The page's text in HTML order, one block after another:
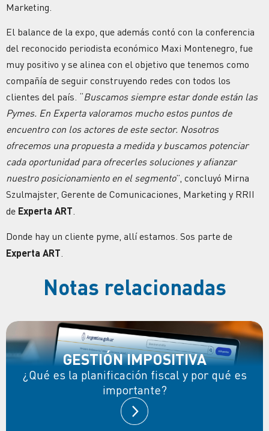
Marketing.
El balance de la expo, que además contó con la conferencia
del reconocido periodista económico Maxi Montenegro, fue
muy positivo y se alinea con el objetivo que tenemos como
compañía de seguir construyendo redes con todos los
clientes del país. “Buscamos siempre estar donde están las
Pymes. En Experta valoramos mucho estos puntos de
encuentro con los actores de este sector. Nosotros
ofrecemos una propuesta a medida y buscamos potenciar
cada oportunidad para ofrecerles soluciones y afianzar
nuestro posicionamiento en el segmento”, concluyó Mirna
Szulmajster, Gerente de Comunicaciones, Marketing y RRII
de Experta ART.
Donde hay un cliente pyme, allí estamos. Sos parte de
Experta ART
Notas relacionadas
GESTIÓN IMPOSITIVA
¿Qué es la planificación fiscal y por qué es
importante?